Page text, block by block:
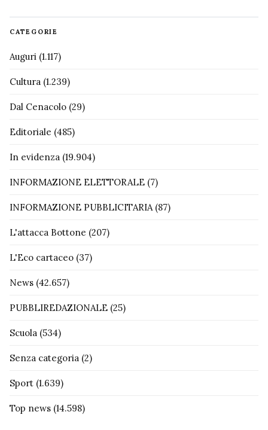
CATEGORIE
Auguri (1.117)
Cultura (1.239)
Dal Cenacolo (29)
Editoriale (485)
In evidenza (19.904)
INFORMAZIONE ELETTORALE (7)
INFORMAZIONE PUBBLICITARIA(87)
L'attacca Bottone (207)
L'Eco cartaceo (37)
News (42.657)
PUBBLIREDAZIONALE (25)
Scuola (534)
Senza categoria (2)
Sport (1.639)
Top news (14.598)